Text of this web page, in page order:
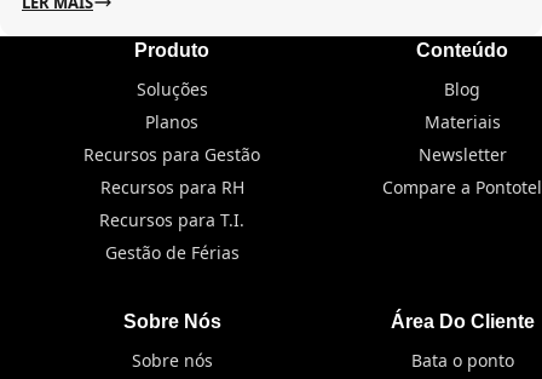
Produto
Soluções
Planos
Recursos para Gestão
Recursos para RH
Recursos para T.I.
Gestão de Férias
Conteúdo
Blog
Materiais
Newsletter
Compare a Pontotel
Sobre Nós
Sobre nós
Área Do Cliente
Bata o ponto